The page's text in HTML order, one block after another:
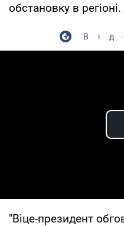
обстановку в регіоні.
"Віце-президент